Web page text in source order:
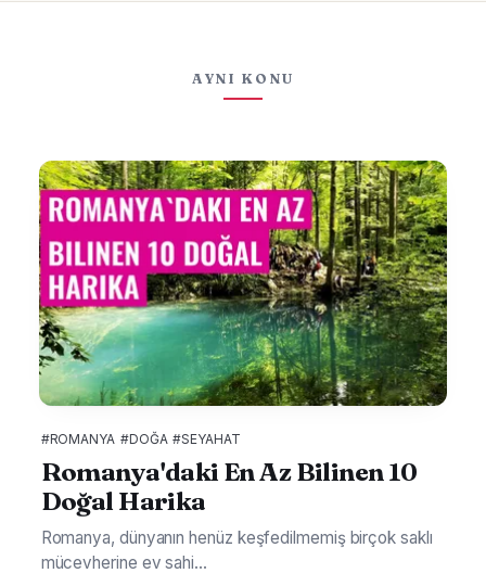
AYNI KONU
#ROMANYA #DOĞA #SEYAHAT
Romanya'daki En Az Bilinen 10
Doğal Harika
Romanya, dünyanın henüz keşfedilmemiş birçok saklı
mücevherine ev sahi...